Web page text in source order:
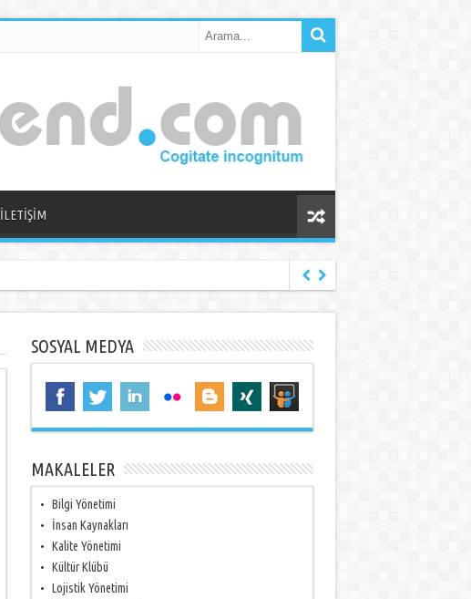
İLETİŞİM
SOSYAL MEDYA
MAKALELER
Bilgi Yönetimi
İnsan Kaynakları
Kalite Yönetimi
Kültür Klübü
Lojistik Yönetimi